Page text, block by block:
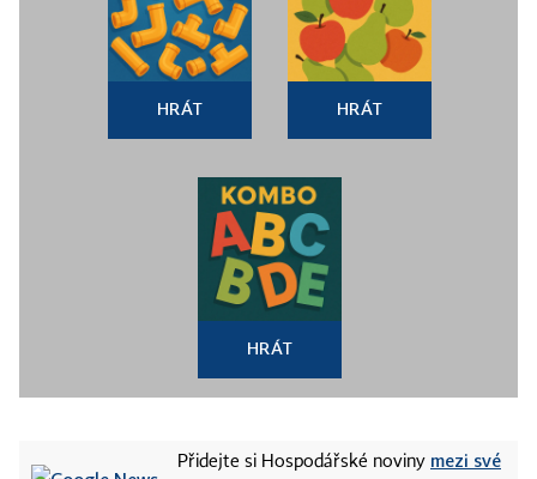
HRÁT HRÁT
HRÁT
Přidejte si Hospodářské noviny mezi své